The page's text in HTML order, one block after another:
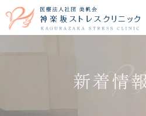
新着情